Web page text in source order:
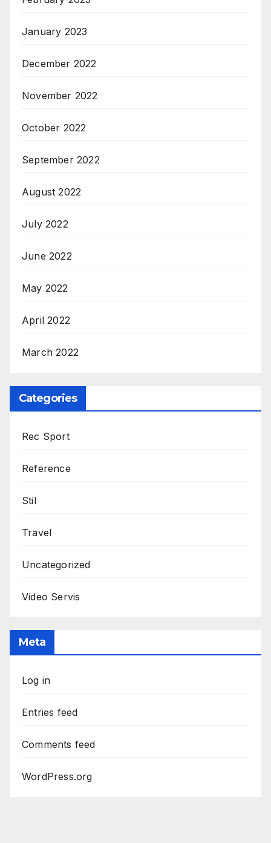
January 2023
December 2022
November 2022
October 2022
September 2022
August 2022
July 2022
June 2022
May 2022
April 2022
March 2022
Categories
Rec Sport
Reference
Stil
Travel
Uncategorized
Video Servis
Meta
Log in
Entries feed
Comments feed
WordPress.org